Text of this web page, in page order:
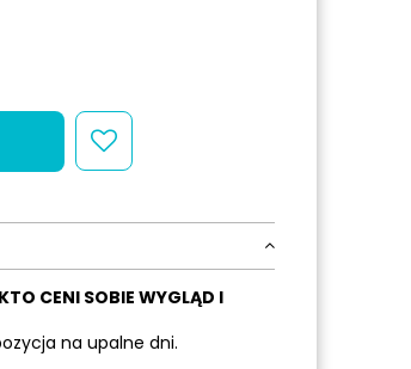
CENI SOBIE WYGLĄD I
na upalne dni.